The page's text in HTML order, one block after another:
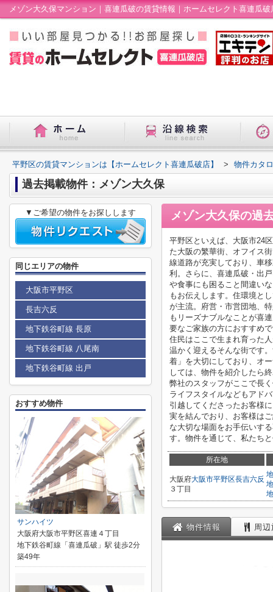
メゾン大久保マンション｜喜連瓜破の賃貸情報｜ホームセレクト喜連瓜破
平野区の賃貸マンションは【ホームセレクト喜連瓜破店】 > 物件カタ
過去掲載物件：メゾン大久保
メゾン大久保の過
平野区といえば、大阪市24
た大阪の繁華街、オフイス
線道路が充実しており、車
利。さらに、喜連瓜破・出
や食事にも困ること間違い
もお伝えします。住環境と
が主流。府営・市営団地、
もリーズナブルなことが喜
要なご家族の方におすすめ
住民はここで生まれ育った
温かく迎えるそんな街です
着」を大切にしており、オ
しては、物件を紹介したら
弊社のスタッフがここで長
ライフスタイルなどもアド
引越してくださったお客様
実を結んでおり、お客様は
な大切な場面をお手伝いす
す。物件を通じて、私たち
所在地
大阪府大阪市平野区長吉六反
３丁目
物件情報 周
▼ご希望の物件をお探しします
同じエリアの物件
大阪市平野区
長吉六反
地下鉄谷町線 長原
地下鉄谷町線 八尾南
地下鉄谷町線 出戸
おすすめ物件
サンハイツ
大阪府大阪市平野区喜連４丁目
地下鉄谷町線「喜連瓜破」駅 徒歩2分
築49年